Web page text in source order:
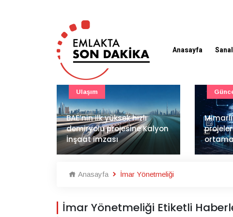
Anasayfa
Mimarlık ve mühendislik
projeleri e-PYS ile dijital
ortama taşınacak
Güncel
LG
satışta
Anasayfa İmar Yönetmeliği
İmar Yönetmeliği Etiketli